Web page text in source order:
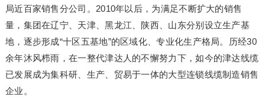
局近百家销售分公司。2010年以后，为满足不断扩大的销售
量，集团在辽宁、天津、黑龙江、陕西、山东分别设立生产基
地，逐步形成“十区五基地”的区域化、专业化生产格局。历经30
余年沐风栉雨，在一整代津达人的不懈努力下，如今的津达线缆
已发展成为集科研、生产、贸易于一体的大型连锁线缆制造销售
企业。